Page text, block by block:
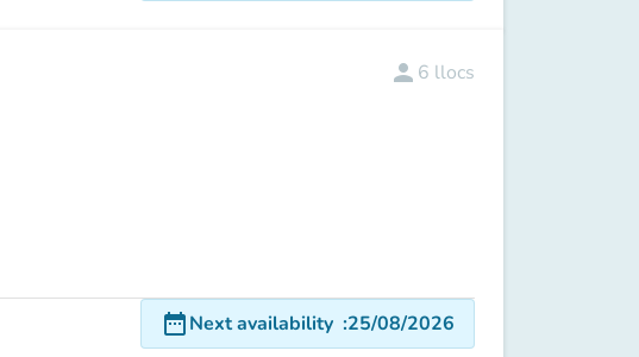
person 6 llocs
date_rangeNext availability :25/08/2026